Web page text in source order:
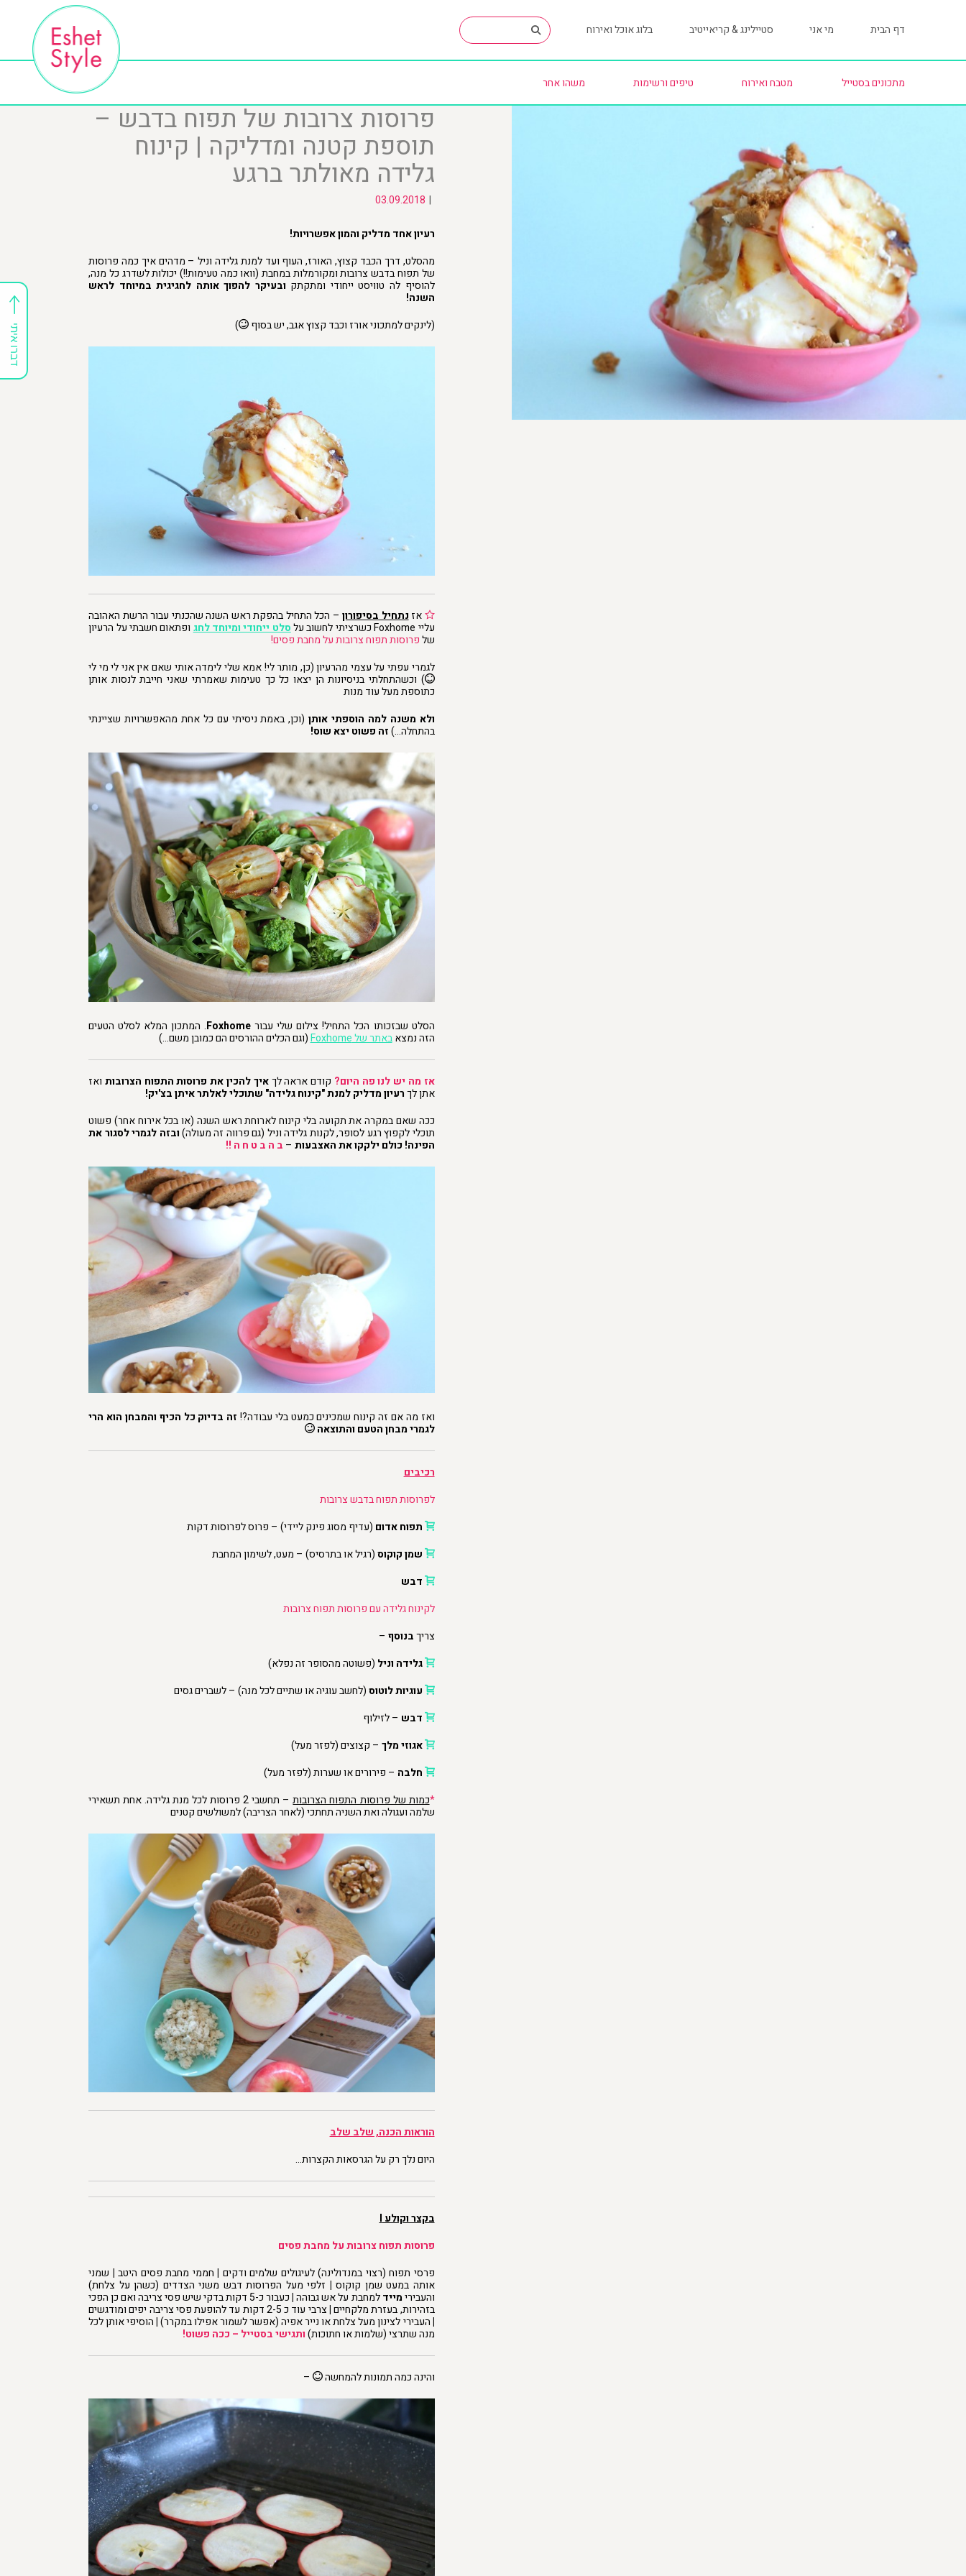
דף הבית מי אני סטיילינג & קריאייטיב בלוג אוכל ואירוח
מתכונים בסטייל מטבח ואירוח טיפים ורשימות משהו אחר
פרוסות צרובות של תפוח בדבש –
תוספת קטנה ומדליקה | קינוח
גלידה מאולתר ברגע
|
03.09.2018
רעיון אחד מדליק והמון אפשרויות!
מהסלט, דרך הכבד קצוץ, האורז, העוף ועד למנת גלידה וניל – מדהים איך כמה פרוסות
של תפוח בדבש צרובות ומקורמלות במחבת (וואו כמה טעימות!!) יכולות לשדרג כל מנה,
להוסיף לה טוויסט ייחודי ומתקתק ובעיקר להפוך אותה לחגיגית במיוחד לראש
השנה!
(לינקים למתכוני אורז וכבד קצוץ אגב, יש בסוף
)
אז נתחיל בסיפורון– הכל התחיל בהפקת ראש השנה שהכנתי עבור הרשת האהובה
עליי Foxhome כשרציתי לחשוב על
סלט ייחודי ומיוחד לחג ופתאום חשבתי על הרעיון
שלפרוסות תפוח צרובות על מחבת פסים!
לגמרי עפתי על עצמי מהרעיון (כן, מותר לי! אמא שלי לימדה אותי שאם אין אני לי מי לי
) וכשהתחלתי בניסיונות הן יצאו כל כך טעימות שאמרתי שאני חייבת לנסות אותן
כתוספת מעל עוד מנות
ולא משנה למה הוספתי אותן(וכן, באמת ניסיתי עם כל אחת מהאפשרויות שציינתי
בהתחלה…)זה פשוט יצא שוס!
הסלט שבזכותו הכל התחיל! צילום שלי עבור Foxhome. המתכון המלא לסלט הטעים
הזה נמצאבאתר של Foxhome (וגם הכלים ההורסים הם כמובן משם…)
אז מה יש לנו פה היום? קודם אראה לךאיך להכין את פרוסות התפוח הצרובות ואז
אתן לךרעיון מדליק למנת "קינוח גלידה" שתוכלי לאלתר איתן בצ'יק!
ככה שאם במקרה את תקועה בלי קינוח לארוחת ראש השנה (או בכל אירוח אחר) פשוט
תוכלי לקפוץ רגע לסופר, לקנות גלידה וניל (גם פרווה זה מעולה)ובזה לגמרי לסגור את
הפינה! כולם ילקקו את האצבעות – ב ה ב ט ח ה !!
ואז מה אם זה קינוח שמכינים כמעט בלי עבודה?! זה בדיוק כל הכיף והמבחן הוא הרי
לגמרי מבחן הטעם והתוצאה
רכיבים
לפרוסות תפוח בדבש צרובות
תפוח אדום (עדיף מסוג פינק ליידי) – פרוס לפרוסות דקות
שמן קוקוס(רגיל או בתרסיס) – מעט, לשימון המחבת
דבש
לקינוח גלידה עם פרוסות תפוח צרובות
צריךבנוסף –
גלידה וניל (פשוטה מהסופר זה נפלא)
עוגיות לוטוס(לחשב עוגיה או שתיים לכל מנה) – לשברים גסים
דבש – לזילוף
אגוזי מלך – קצוצים (לפזר מעל)
חלבה – פירורים או שערות (לפזר מעל)
*כמות של פרוסות התפוח הצרובות
– תחשבי 2 פרוסות לכל מנת גלידה. אחת תשאירי
שלמה ועגולה ואת השניה תחתכי (לאחר הצריבה) למשולשים קטנים
הוראות הכנה, שלב שלב
היום נלך רק על הגרסאות הקצרות…
בקצר וקולע I
פרוסות תפוח צרובות על מחבת פסים
פרסי תפוח (רצוי במנדולינה) לעיגולים שלמים ודקים |חממי מחבת פסים היטב | שמני
אותה במעט שמן קוקוס | זלפי מעל הפרוסות דבש משני הצדדים (כשהן על צלחת)
והעבירימיידלמחבת על אש גבוהה|
כעבור כ-5 דקות בדקי שיש פסי צריבה ואם כן הפכי
בזהירות, בעזרת מלקחיים|צרבי עוד כ 2-5 דקות עד להופעת פסי צריבה יפים ומודגשים
|העבירי לצינון מעל צלחת או נייר אפיה (אפשר לשמור אפילו במקרר)|הוסיפי אותן לכל
מנה שתרצי (שלמות או חתוכות)ותגישי בסטייל – ככה פשוט!
והינה כמה תמונות להמחשה –
דברו איתי